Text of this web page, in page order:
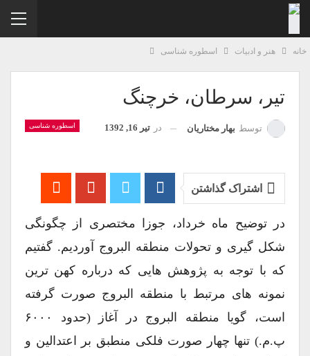
هنر و ادبیات اسطوره شناسی
تیر، سرطان، خرچنگ
اسطوره شناسی توسطبهار مختاریان درتیر 16, 1392
اشتراک گذاشتن
در توضیح ماه خرداد، جوزا مختصری از چگونگی
شکل گیری و تحولات منطقه البروج آوردیم. گفتیم
که با توجه به پژوهش هایی که درباره کهن ترین
نمونه های مرتبط با منطقه البروج صورت گرفته
است، گویا منطقه البروج در آغاز (حدود ۶۰۰۰
پ.م.) تنها چهار صورت فلکی منطبق بر اعتدالین و